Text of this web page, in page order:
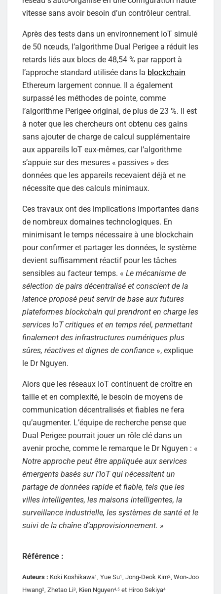
vitesse sans avoir besoin d’un contrôleur central.
Après des tests dans un environnement IoT simulé
de 50 nœuds, l’algorithme Dual Perigee a réduit les
retards liés aux blocs de 48,54 % par rapport à
l’approche standard utilisée dans la blockchain
Ethereum largement connue. Il a également
surpassé les méthodes de pointe, comme
l’algorithme Perigee original, de plus de 23 %. Il est
à noter que les chercheurs ont obtenu ces gains
sans ajouter de charge de calcul supplémentaire
aux appareils IoT eux-mêmes, car l’algorithme
s’appuie sur des mesures « passives » des
données que les appareils recevaient déjà et ne
nécessite que des calculs minimaux.
Ces travaux ont des implications importantes dans
de nombreux domaines technologiques. En
minimisant le temps nécessaire à une blockchain
pour confirmer et partager les données, le système
devient suffisamment réactif pour les tâches
sensibles au facteur temps. « Le mécanisme de
sélection de pairs décentralisé et conscient de la
latence proposé peut servir de base aux futures
plateformes blockchain qui prendront en charge les
services IoT critiques et en temps réel, permettant
finalement des infrastructures numériques plus
sûres, réactives et dignes de confiance », explique
le Dr Nguyen.
Alors que les réseaux IoT continuent de croître en
taille et en complexité, le besoin de moyens de
communication décentralisés et fiables ne fera
qu’augmenter. L’équipe de recherche pense que
Dual Perigee pourrait jouer un rôle clé dans un
avenir proche, comme le remarque le Dr Nguyen : «
Notre approche peut être appliquée aux services
émergents basés sur l’IoT qui nécessitent un
partage de données rapide et fiable, tels que les
villes intelligentes, les maisons intelligentes, la
surveillance industrielle, les systèmes de santé et le
suivi de la chaîne d’approvisionnement. »
Référence :
Auteurs : Koki Koshikawa1 , Yue Su1 , Jong-Deok Kim2
, Won-Joo
Hwang2 , Zhetao Li3 , Kien Nguyen4,5 et Hiroo Sekiya4